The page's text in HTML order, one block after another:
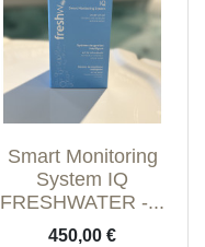
Smart Monitoring
System IQ
FRESHWATER -...
Prix
450,00 €